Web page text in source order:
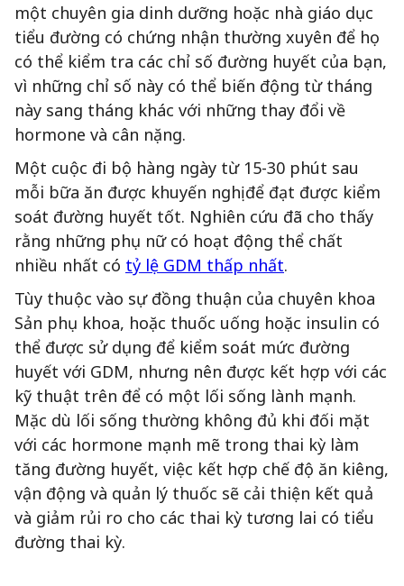
một chuyên gia dinh dưỡng hoặc nhà giáo dục
tiểu đường có chứng nhận thường xuyên để họ
có thể kiểm tra các chỉ số đường huyết của bạn,
vì những chỉ số này có thể biến động từ tháng
này sang tháng khác với những thay đổi về
hormone và cân nặng.
Một cuộc đi bộ hàng ngày từ 15-30 phút sau
mỗi bữa ăn được khuyến nghị để đạt được kiểm
soát đường huyết tốt. Nghiên cứu đã cho thấy
rằng những phụ nữ có hoạt động thể chất
nhiều nhất có tỷ lệ GDM thấp nhất.
Tùy thuộc vào sự đồng thuận của chuyên khoa
Sản phụ khoa, hoặc thuốc uống hoặc insulin có
thể được sử dụng để kiểm soát mức đường
huyết với GDM, nhưng nên được kết hợp với các
kỹ thuật trên để có một lối sống lành mạnh.
Mặc dù lối sống thường không đủ khi đối mặt
với các hormone mạnh mẽ trong thai kỳ làm
tăng đường huyết, việc kết hợp chế độ ăn kiêng,
vận động và quản lý thuốc sẽ cải thiện kết quả
và giảm rủi ro cho các thai kỳ tương lai có tiểu
đường thai kỳ.